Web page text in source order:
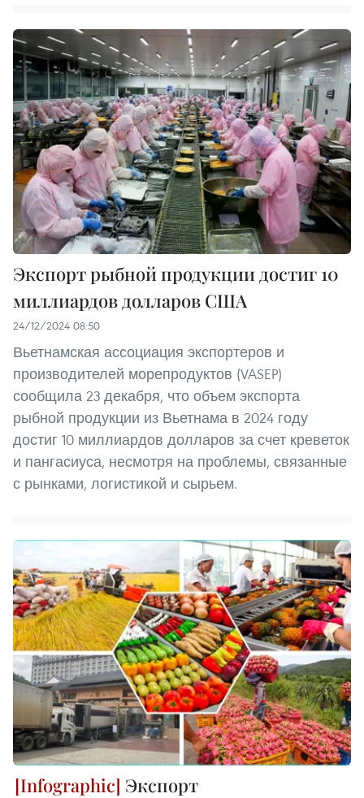
Экспорт рыбной продукции достиг 10
миллиардов долларов США
24/12/2024 08:50
Вьетнамская ассоциация экспортеров и
производителей морепродуктов (VASEP)
сообщила 23 декабря, что объем экспорта
рыбной продукции из Вьетнама в 2024 году
достиг 10 миллиардов долларов за счет креветок
и пангасиуса, несмотря на проблемы, связанные
с рынками, логистикой и сырьем.
Экспорт